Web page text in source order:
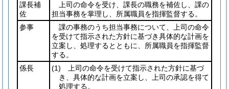
課長補
佐
上司の命令を受け、課長の職務を補佐し、課の
担当事務を掌理し、所属職員を指揮監督する。
参事
課の事務のうち担当事務について、上司の命令
を受けて指示された方針に基づき具体的な計画を
立案し、処理するとともに、所属職員を指揮監督
する。
係長
(1) 上司の命令を受けて指示された方針に基づ
き、具体的な計画を立案し、上司の承認を得て
処理する。